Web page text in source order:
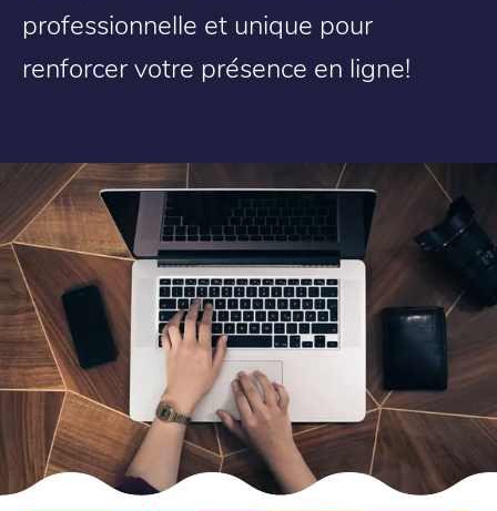
professionnelle et unique pour
renforcer votre présence en ligne!